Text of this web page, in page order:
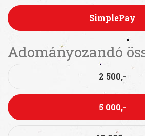
SimplePay
Adományozandó
2 500,-
5 000,-